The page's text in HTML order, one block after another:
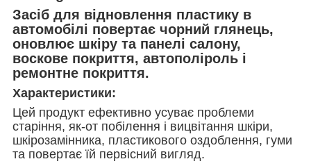
Засіб для відновлення пластику в
автомобілі повертає чорний глянець,
оновлює шкіру та панелі салону,
воскове покриття, автополіроль і
ремонтне покриття.
Характеристики:
Цей продукт ефективно усуває проблеми
старіння, як-от побілення і вицвітання шкіри,
шкірозамінника, пластикового оздоблення, гуми
та повертає їй первісний вигляд.